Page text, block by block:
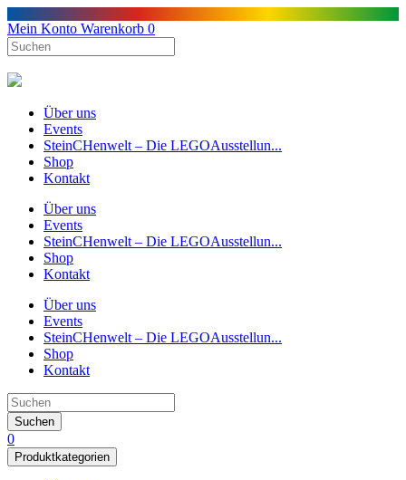
Mein Konto Warenkorb 0
Über uns
Events
SteinCHenwelt – Die LEGOAusstellun...
Shop
Kontakt
Über uns
Events
SteinCHenwelt – Die LEGOAusstellun...
Shop
Kontakt
Über uns
Events
SteinCHenwelt – Die LEGOAusstellun...
Shop
Kontakt
Suchen
0
Produktkategorien